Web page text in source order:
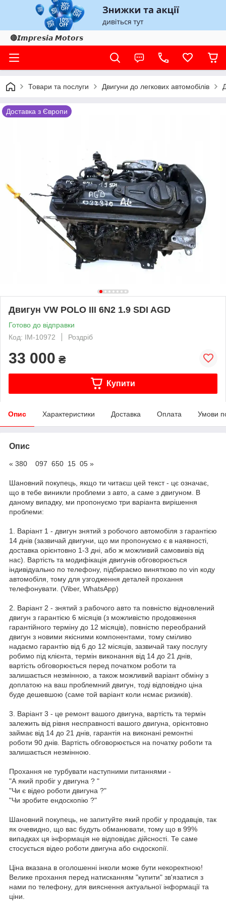
🔴𝙄𝙢𝙥𝙧𝙚𝙨𝙞𝙖 𝙈𝙤𝙩𝙤𝙧𝙨
Товари та послуги Двигуни до легкових автомобілів
Доставка з Європи
Двигун VW POLO III 6N2 1.9 SDI AGD
Готово до відправки
Код: IM-10972
Роздріб
33 000 ₴
Купити
Опис Характеристики Доставка Оплата Умови
Опис
« 380 097 650 15 05 »
Шановний покупець, якщо ти читаєш цей текст - цє означає,
що в тебе виникли проблеми з авто, а саме з двигуном. В
даному випадку, ми пропонуємо три варіанта вирішення
проблеми:
1. Варіант 1 - двигун знятий з робочого автомобіля з гарантією
14 днів (зазвичай двигуни, що ми пропонуємо є в наявності,
доставка орієнтовно 1-3 дні, або ж можливий самовивіз від
нас). Вартість та модифікація двигунів обговорюється
індивідуально по телефону, підбираємо винятково по vin коду
автомобіля, тому для узгодження деталей прохання
телефонувати. (Viber, WhatsApp)
2. Варіант 2 - знятий з рабочого авто та повністю відновлений
двигун з гарантією 6 місяців (з можливістю продовження
гарантійного терміну до 12 місяців), повністю переобраний
двигун з новими якісними компонентами, тому сміливо
надаємо гарантію від 6 до 12 місяців, зазвичай таку послугу
робимо під клієнта, термін виконання від 14 до 21 днів,
вартість обговорюється перед початком роботи та
залишається незмінною, а також можливий варіант обміну з
доплатою на ваш проблемний двигун, тоді відповідно ціна
буде дешевшою (саме той варіант коли нємає ризиків).
3. Варіант 3 - це ремонт вашого двигуна, вартість та термін
залежить від рівня несправності вашого двигуна, орієнтовно
займає від 14 до 21 днів, гарантія на виконані ремонтні
роботи 90 днів. Вартість обговорюється на початку роботи та
залишається незмінною.
Прохання не турбувати наступними питаннями -
"А який пробіг у двигуна ? "
"Чи є відео роботи двигуна ?"
"Чи зробите ендоскопію ?"
Шановний покупець, не запитуйте який пробіг у продавців, так
як очевидно, що вас будуть обманювати, тому що в 99%
випадках ця інформація не відповідає дійсності. Те саме
стосується відео роботи двигуна або єндоскопії.
Ціна вказана в оголошенні інколи може бути некоректною!
Велике прохання перед натисканням "купити" зв'язатися з
нами по телефону, для вияснення актуальної інформації та
ціни.